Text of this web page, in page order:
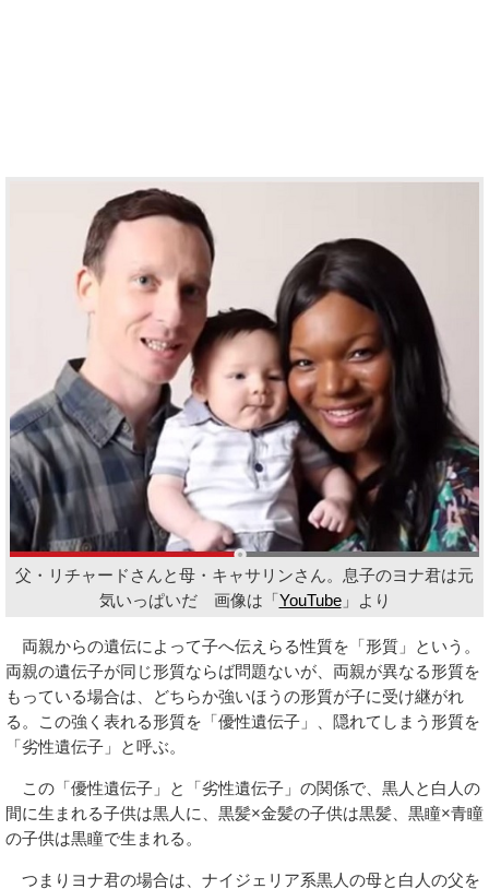
父・リチャードさんと母・キャサリンさん。息子のヨナ君は元
気いっぱいだ 画像は「YouTube」より
両親からの遺伝によって子へ伝えらる性質を「形質」という。
両親の遺伝子が同じ形質ならば問題ないが、両親が異なる形質を
もっている場合は、どちらか強いほうの形質が子に受け継がれ
る。この強く表れる形質を「優性遺伝子」、隠れてしまう形質を
「劣性遺伝子」と呼ぶ。
この「優性遺伝子」と「劣性遺伝子」の関係で、黒人と白人の
間に生まれる子供は黒人に、黒髪×金髪の子供は黒髪、黒瞳×青瞳
の子供は黒瞳で生まれる。
つまりヨナ君の場合は、ナイジェリア系黒人の母と白人の父を